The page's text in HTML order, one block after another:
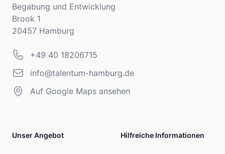
Begabung und Entwicklung
Brook 1
20457 Hamburg
Telefonnummer
+49 40 18206715
info@talentum-hamburg.de
info@talentum-hamburg.de
Auf Google Maps ansehen
Unser Angebot Hilfreiche Informationen